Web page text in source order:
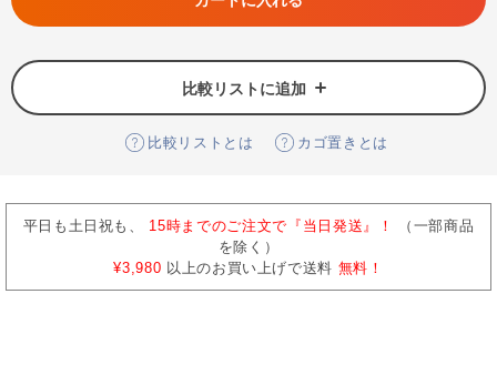
比較リストに追加
比較リストとは カゴ置きとは
平日も土日祝も、 15時までのご注文で『当日発送』！
（一部商品
を除く）
¥3,980 以上のお買い上げで送料 無料！